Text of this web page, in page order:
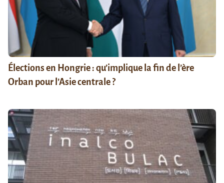
Élections en Hongrie : qu’implique la fin de l’ère
Orban pour l’Asie centrale ?